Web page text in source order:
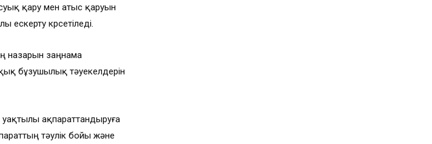
қару мен атыс қаруын
көрсетіледі.
назарын заңнама
бұзушылық тәуекелдерін
ақпараттандыруға
тәулік бойы және